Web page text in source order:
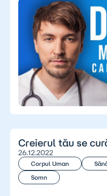
Creierul tău se
26.12.2022
Corpul Uman
Somn